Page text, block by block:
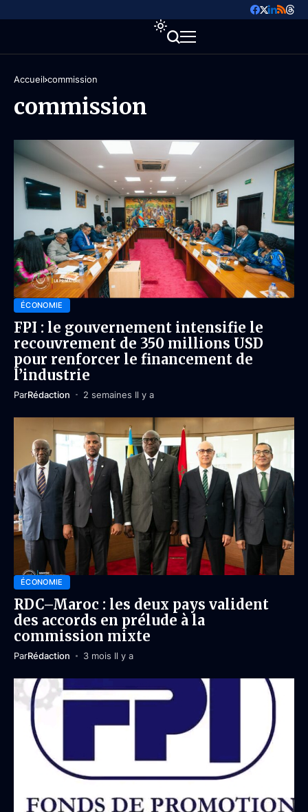
Accueil commission
commission
ÉCONOMIE
FPI : le gouvernement intensifie le
recouvrement de 350 millions USD
pour renforcer le financement de
l’industrie
ParRédaction 2 semaines Il y a
ÉCONOMIE
RDC–Maroc : les deux pays valident
des accords en prélude à la
commission mixte
ParRédaction 3 mois Il y a